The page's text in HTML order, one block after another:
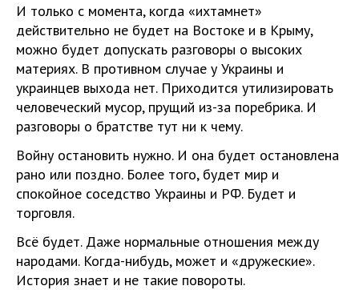
И только с момента, когда «ихтамнет»
действительно не будет на Востоке и в Крыму,
можно будет допускать разговоры о высоких
материях. В противном случае у Украины и
украинцев выхода нет. Приходится утилизировать
человеческий мусор, прущий из-за поребрика. И
разговоры о братстве тут ни к чему.
Войну остановить нужно. И она будет остановлена
рано или поздно. Более того, будет мир и
спокойное соседство Украины и РФ. Будет и
торговля.
Всё будет. Даже нормальные отношения между
народами. Когда-нибудь, может и «дружеские».
История знает и не такие повороты.